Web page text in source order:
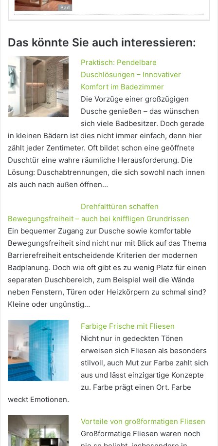
Bad
Das könnte Sie auch interessieren:
Praktisch: Pendelbare
Duschlösungen – Innovativer
Komfort im Badezimmer
Die Vorzüge einer großzügigen
Dusche genießen – das wünschen
sich viele Badbesitzer. Doch gerade
in kleinen Bädern ist dies nicht immer einfach, denn hier
zählt jeder Zentimeter. Oft bildet schon eine geöffnete
Duschtür eine wahre räumliche Herausforderung. Die
Lösung: Duschabtrennungen, die sich sowohl nach innen
als auch nach außen öffnen…
Drehfalttüren schaffen
Bewegungsfreiheit – auch bei kniffligen Grundrissen
Ein bequemer Zugang zur Dusche sowie komfortable
Bewegungsfreiheit sind nicht nur mit Blick auf das Thema
Barrierefreiheit entscheidende Kriterien der modernen
Badplanung. Doch wie oft gibt es zu wenig Platz für einen
separaten Duschbereich, zum Beispiel weil die Wände
neben Fenstern, Türen oder Heizkörpern zu schmal sind?
Kleine oder ungünstig…
Farbige Frische mit Fliesen
Nicht nur in gedeckten Tönen
erweisen sich Fliesen als besonders
stilvoll, auch Mut zur Farbe zahlt sich
aus und lässt einzigartige Konzepte
zu. Farbe prägt einen Ort. Farbe
weckt Emotionen.
Vorteile von großformatigen Fliesen
Großformatige Fliesen waren noch